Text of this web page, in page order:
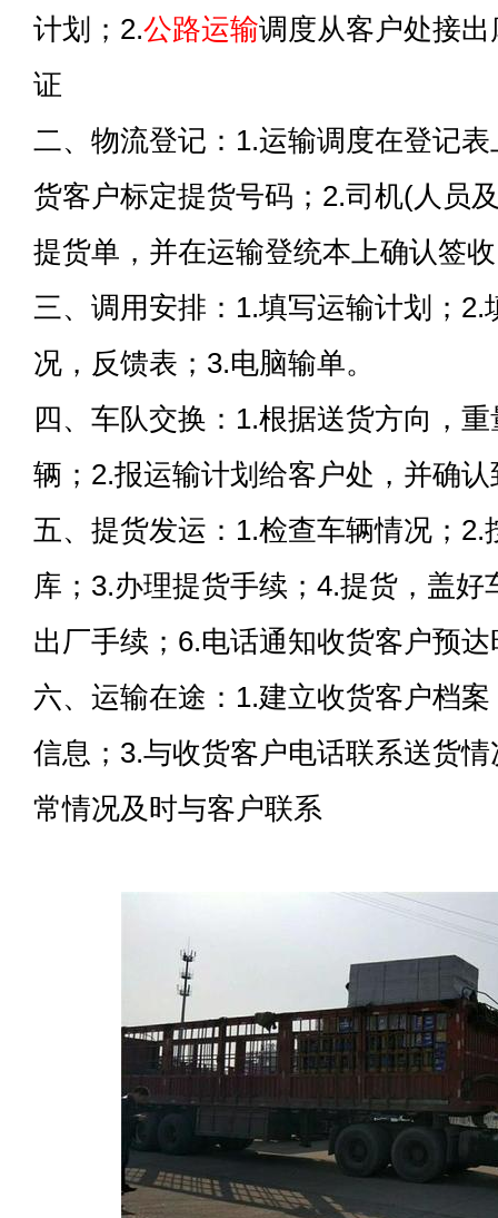
计划；2.公路运输调度从客户处接
证
二、物流登记：1.运输调度在登记
货客户标定提货号码；2.司机(人员
提货单，并在运输登统本上确认签收
三、调用安排：1.填写运输计划；
况，反馈表；3.电脑输单。
四、车队交换：1.根据送货方向，
辆；2.报运输计划给客户处，并确
五、提货发运：1.检查车辆情况；2.
库；3.办理提货手续；4.提货，盖
出厂手续；6.电话通知收货客户预
六、运输在途：1.建立收货客户档
信息；3.与收货客户电话联系送货
常情况及时与客户联系